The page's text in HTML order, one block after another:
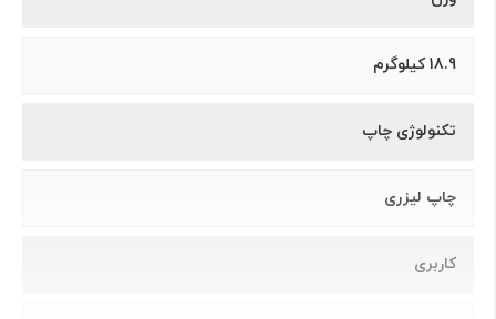
18.9 کیلوگرم
تکنولوژی چاپ
چاپ لیزری
کاربری